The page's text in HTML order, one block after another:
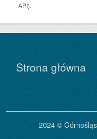
API).
Strona główna
2024 ©